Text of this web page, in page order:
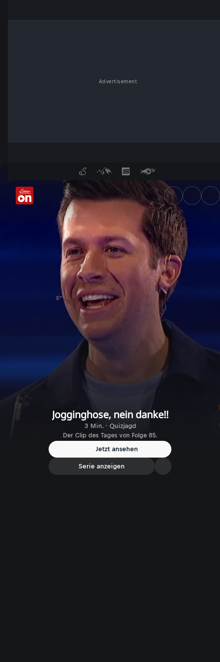
Advertisement
Quizjagd: Clip des Tages |
Jogginghose, nein danke!!
3 Min. · Quizjagd
Der Clip des Tages von Folge 85.
Jetzt ansehen
Serie anzeigen